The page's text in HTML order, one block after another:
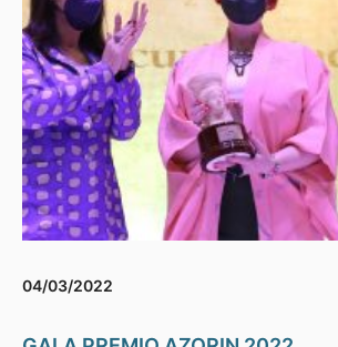
04/03/2022